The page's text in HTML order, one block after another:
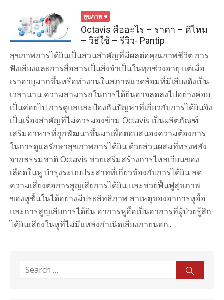
สุขภาพ
Octavis คืออะไร – ราคา – ดีไหม
– วิธีใช้ – รีวิว- Pantip
สุขภาพการได้ยินเป็นส่วนสำคัญที่มีผลต่อคุณภาพชีวิต การ
ฟังเสียงและการสื่อสารเป็นสิ่งจำเป็นในทุกช่วงอายุ แต่เมื่อ
เราอายุมากขึ้นหรือทำงานในสภาพแวดล้อมที่มีเสียงดังเป็น
เวลานาน ความสามารถในการได้ยินอาจลดลงไปอย่างค่อย
เป็นค่อยไป การดูแลและป้องกันปัญหาที่เกี่ยวกับการได้ยินจึง
เป็นเรื่องสำคัญที่ไม่ควรมองข้าม Octavis เป็นผลิตภัณฑ์
เสริมอาหารที่ถูกพัฒนาขึ้นมาเพื่อตอบสนองความต้องการ
ในการดูแลรักษาสุขภาพการได้ยิน ด้วยส่วนผสมที่ทรงพลัง
จากธรรมชาติ Octavis ช่วยเสริมสร้างการไหลเวียนของ
เลือดในหู บำรุงระบบประสาทที่เกี่ยวข้องกับการได้ยิน ลด
ความเสี่ยงต่อการสูญเสียการได้ยิน และช่วยฟื้นฟูสุขภาพ
ของหูชั้นในได้อย่างมีประสิทธิภาพ สาเหตุของอาการหูอื้อ
และการสูญเสียการได้ยิน อาการหูอื้อเป็นอาการที่ผู้ป่วยรู้สึก
ได้ยินเสียงในหูที่ไม่มีแหล่งกำเนิดเสียงภายนอก...
Search